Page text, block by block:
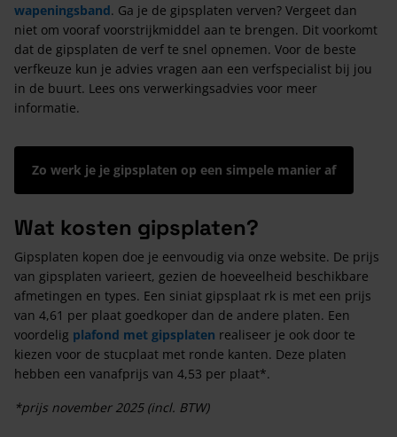
wapeningsband. Ga je de gipsplaten verven? Vergeet dan
niet om vooraf voorstrijkmiddel aan te brengen. Dit voorkomt
dat de gipsplaten de verf te snel opnemen. Voor de beste
verfkeuze kun je advies vragen aan een verfspecialist bij jou
in de buurt. Lees ons verwerkingsadvies voor meer
informatie.
Zo werk je je gipsplaten op een simpele manier af
Wat kosten gipsplaten?
Gipsplaten kopen doe je eenvoudig via onze website. De prijs
van gipsplaten varieert, gezien de hoeveelheid beschikbare
afmetingen en types. Een siniat gipsplaat rk is met een prijs
van 4,61 per plaat goedkoper dan de andere platen. Een
voordelig plafond met gipsplaten realiseer je ook door te
kiezen voor de stucplaat met ronde kanten. Deze platen
hebben een vanafprijs van 4,53 per plaat*.
*prijs november 2025 (incl. BTW)